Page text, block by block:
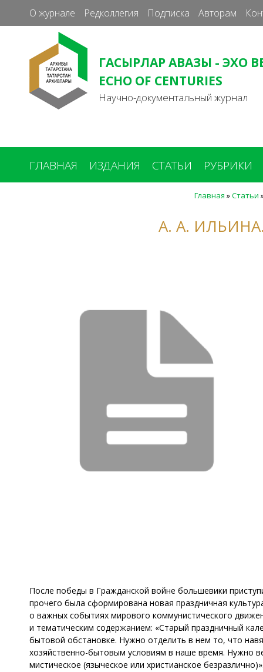
О журнале Редколлегия Подписка Авторам
ГАСЫРЛАР АВАЗЫ - ЭХО
ECHO OF CENTURIES
Научно-документальный журнал
ГЛАВНАЯ ИЗДАНИЯ СТАТЬИ РУБРИКИ
Главная »Статьи
А. А.
После победы в Гражданской войне большевики
прочего была сформирована новая праздничная
о важных событиях мирового коммунистического
и тематическим содержанием: «Старый праздничный
бытовой обстановке. Нужно отделить в нем то, что
хозяйственно-бытовым условиям в наше время. Нужно
мистическое (языческое или христианское